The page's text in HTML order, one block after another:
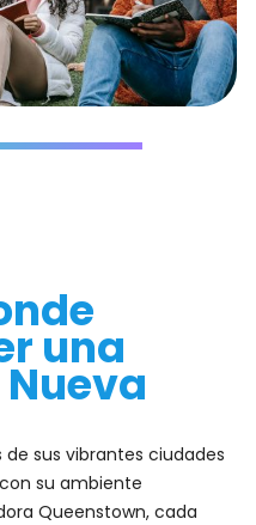
datos
una
de sus vibrantes ciudades
su ambiente
Queenstown, cada